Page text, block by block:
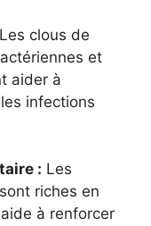
Les clous de
et
aider à
infections
: Les
riches en
à renforcer